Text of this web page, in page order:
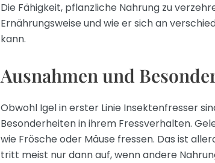
Die Fähigkeit, pflanzliche Nahrung zu
Ernährungsweise und wie er sich an
kann.
Ausnahmen und
Obwohl Igel in erster Linie Insektenfresser
Besonderheiten in ihrem Fressverhalten.
wie Frösche oder Mäuse fressen. Das ist
tritt meist nur dann auf, wenn andere